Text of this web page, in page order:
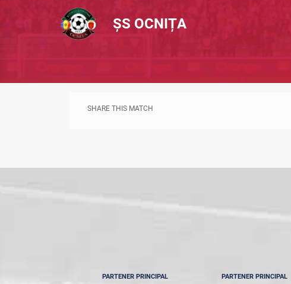
ȘS OCNIȚA
SHARE THIS MATCH
PARTENER PRINCIPAL PARTENER PRINCIPAL